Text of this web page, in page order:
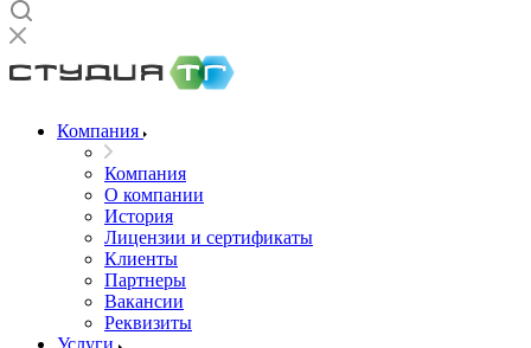
Компания
Компания
О компании
История
Лицензии и сертификаты
Клиенты
Партнеры
Вакансии
Реквизиты
Услуги